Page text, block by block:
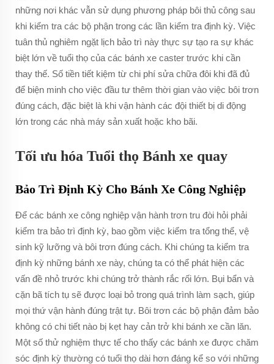
những nơi khác vẫn sử dụng phương pháp bôi thủ công sau
khi kiểm tra các bộ phận trong các lần kiểm tra định kỳ. Việc
tuân thủ nghiêm ngặt lịch bảo trì này thực sự tạo ra sự khác
biệt lớn về tuổi thọ của các bánh xe caster trước khi cần
thay thế. Số tiền tiết kiệm từ chi phí sửa chữa đôi khi đã đủ
để biện minh cho việc đầu tư thêm thời gian vào việc bôi trơn
đúng cách, đặc biệt là khi vận hành các đội thiết bị di động
lớn trong các nhà máy sản xuất hoặc kho bãi.
Tối ưu hóa Tuổi thọ Bánh xe quay
Bảo Trì Định Kỳ Cho Bánh Xe Công Nghiệp
Để các bánh xe công nghiệp vận hành trơn tru đòi hỏi phải
kiểm tra bảo trì định kỳ, bao gồm việc kiểm tra tổng thể, vệ
sinh kỹ lưỡng và bôi trơn đúng cách. Khi chúng ta kiểm tra
định kỳ những bánh xe này, chúng ta có thể phát hiện các
vấn đề nhỏ trước khi chúng trở thành rắc rối lớn. Bụi bẩn và
cặn bã tích tụ sẽ được loại bỏ trong quá trình làm sạch, giúp
mọi thứ vận hành đúng trật tự. Bôi trơn các bộ phận đảm bảo
không có chi tiết nào bị kẹt hay cản trở khi bánh xe cần lăn.
Một số thử nghiệm thực tế cho thấy các bánh xe được chăm
sóc định kỳ thường có tuổi thọ dài hơn đáng kể so với những